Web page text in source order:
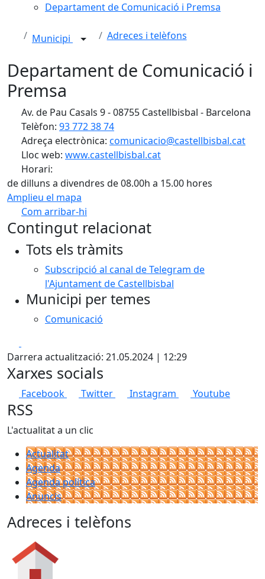
Departament de Comunicació i Premsa
Municipi Adreces i telèfons
Departament de Comunicació i
Premsa
Av. de Pau Casals 9 - 08755 Castellbisbal - Barcelona
Telèfon: 93 772 38 74
Adreça electrònica: comunicacio@castellbisbal.cat
Lloc web: www.castellbisbal.cat
Horari:
de dilluns a divendres de 08.00h a 15.00 hores
Amplieu el mapa
Com arribar-hi
+
Contingut relacionat
Tots els tràmits
Subscripció al canal de Telegram de
l'Ajuntament de Castellbisbal
Municipi per temes
Comunicació
Darrera actualització: 21.05.2024 | 12:29
Xarxes socials
Facebook Twitter Instagram Youtube
RSS
L'actualitat a un clic
Actualitat
Agenda
Agenda política
Anuncis
Adreces i telèfons